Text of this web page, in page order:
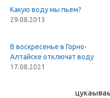
Какую воду мы пьем?
29.08.2013
В воскресенье в Горно-
Алтайске отключат воду
17.08.2021
цукаыва